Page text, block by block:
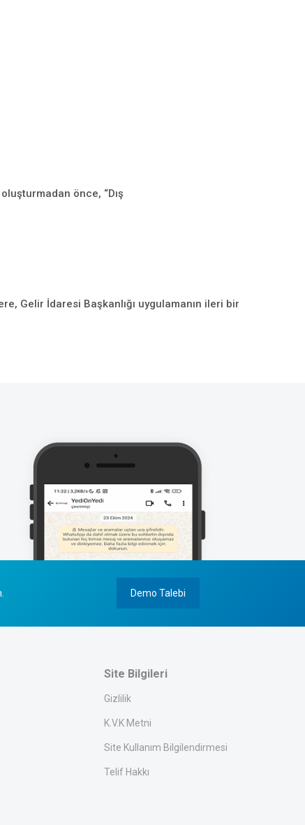
önce, “Dış
Gelir İdaresi Başkanlığı uygulamanın ileri bir
Demo Talebi
Site Bilgileri
Gizlilik
K.V.K Metni
Site Kullanım Bilgilendirmesi
Telif Hakkı